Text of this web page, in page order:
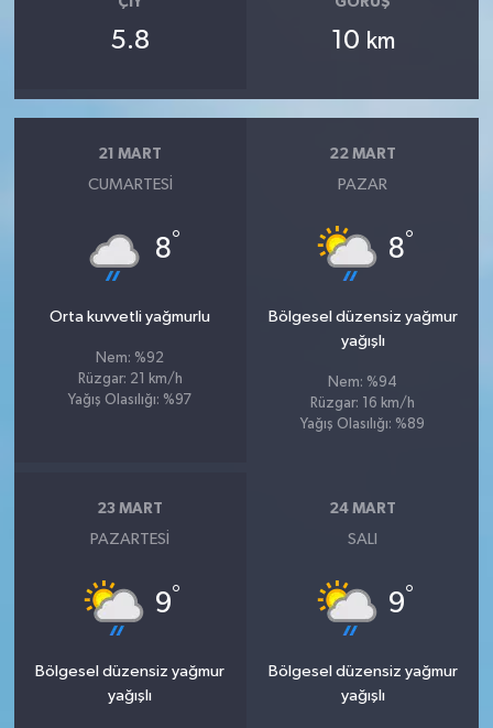
5.8 10 km
21 MART
CUMARTESI
8°
Orta kuvvetli yağmurlu
Nem: %92
Rüzgar: 21 km/h
Yağış Olasılığı: %97
22 MART
PAZAR
8°
Bölgesel düzensiz yağmur
yağışlı
Nem: %94
Rüzgar: 16 km/h
Yağış Olasılığı: %89
23 MART
PAZARTESI
9°
Bölgesel düzensiz yağmur
yağışlı
24 MART
SALI
9°
Bölgesel düzensiz yağmur
yağışlı